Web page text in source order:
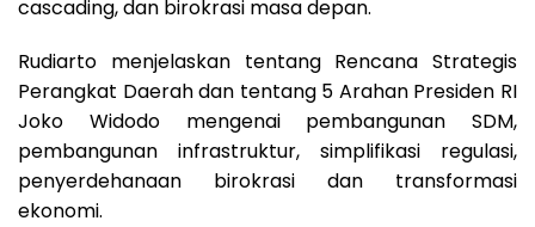
cascading, dan birokrasi masa depan.
Rudiarto menjelaskan tentang Rencana Strategis
Perangkat Daerah dan tentang 5 Arahan Presiden RI
Joko Widodo mengenai pembangunan SDM,
pembangunan infrastruktur, simplifikasi regulasi,
penyerdehanaan birokrasi dan transformasi
ekonomi.